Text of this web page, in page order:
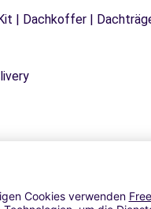
| Dachkoffer |